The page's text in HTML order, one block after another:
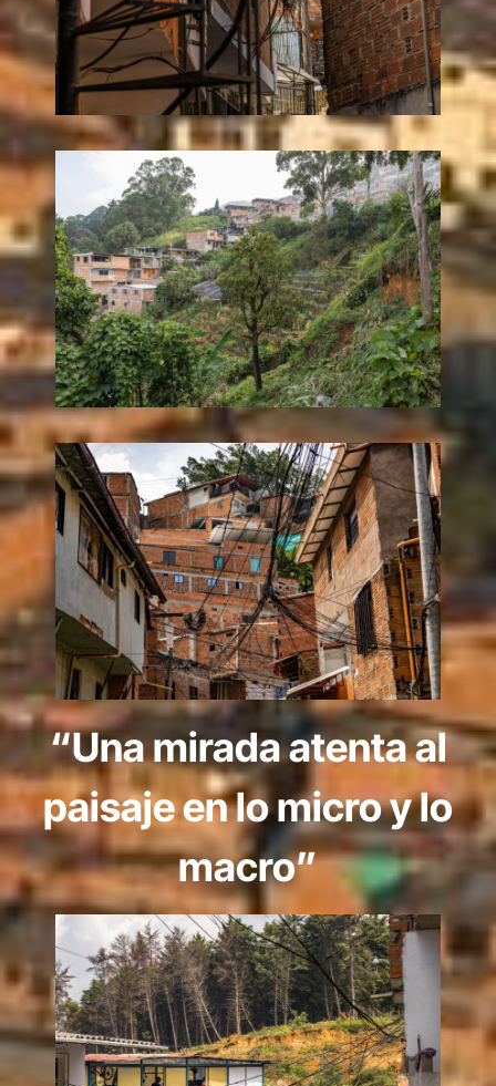
“Una mirada atenta al
paisaje en lo micro y lo
macro”